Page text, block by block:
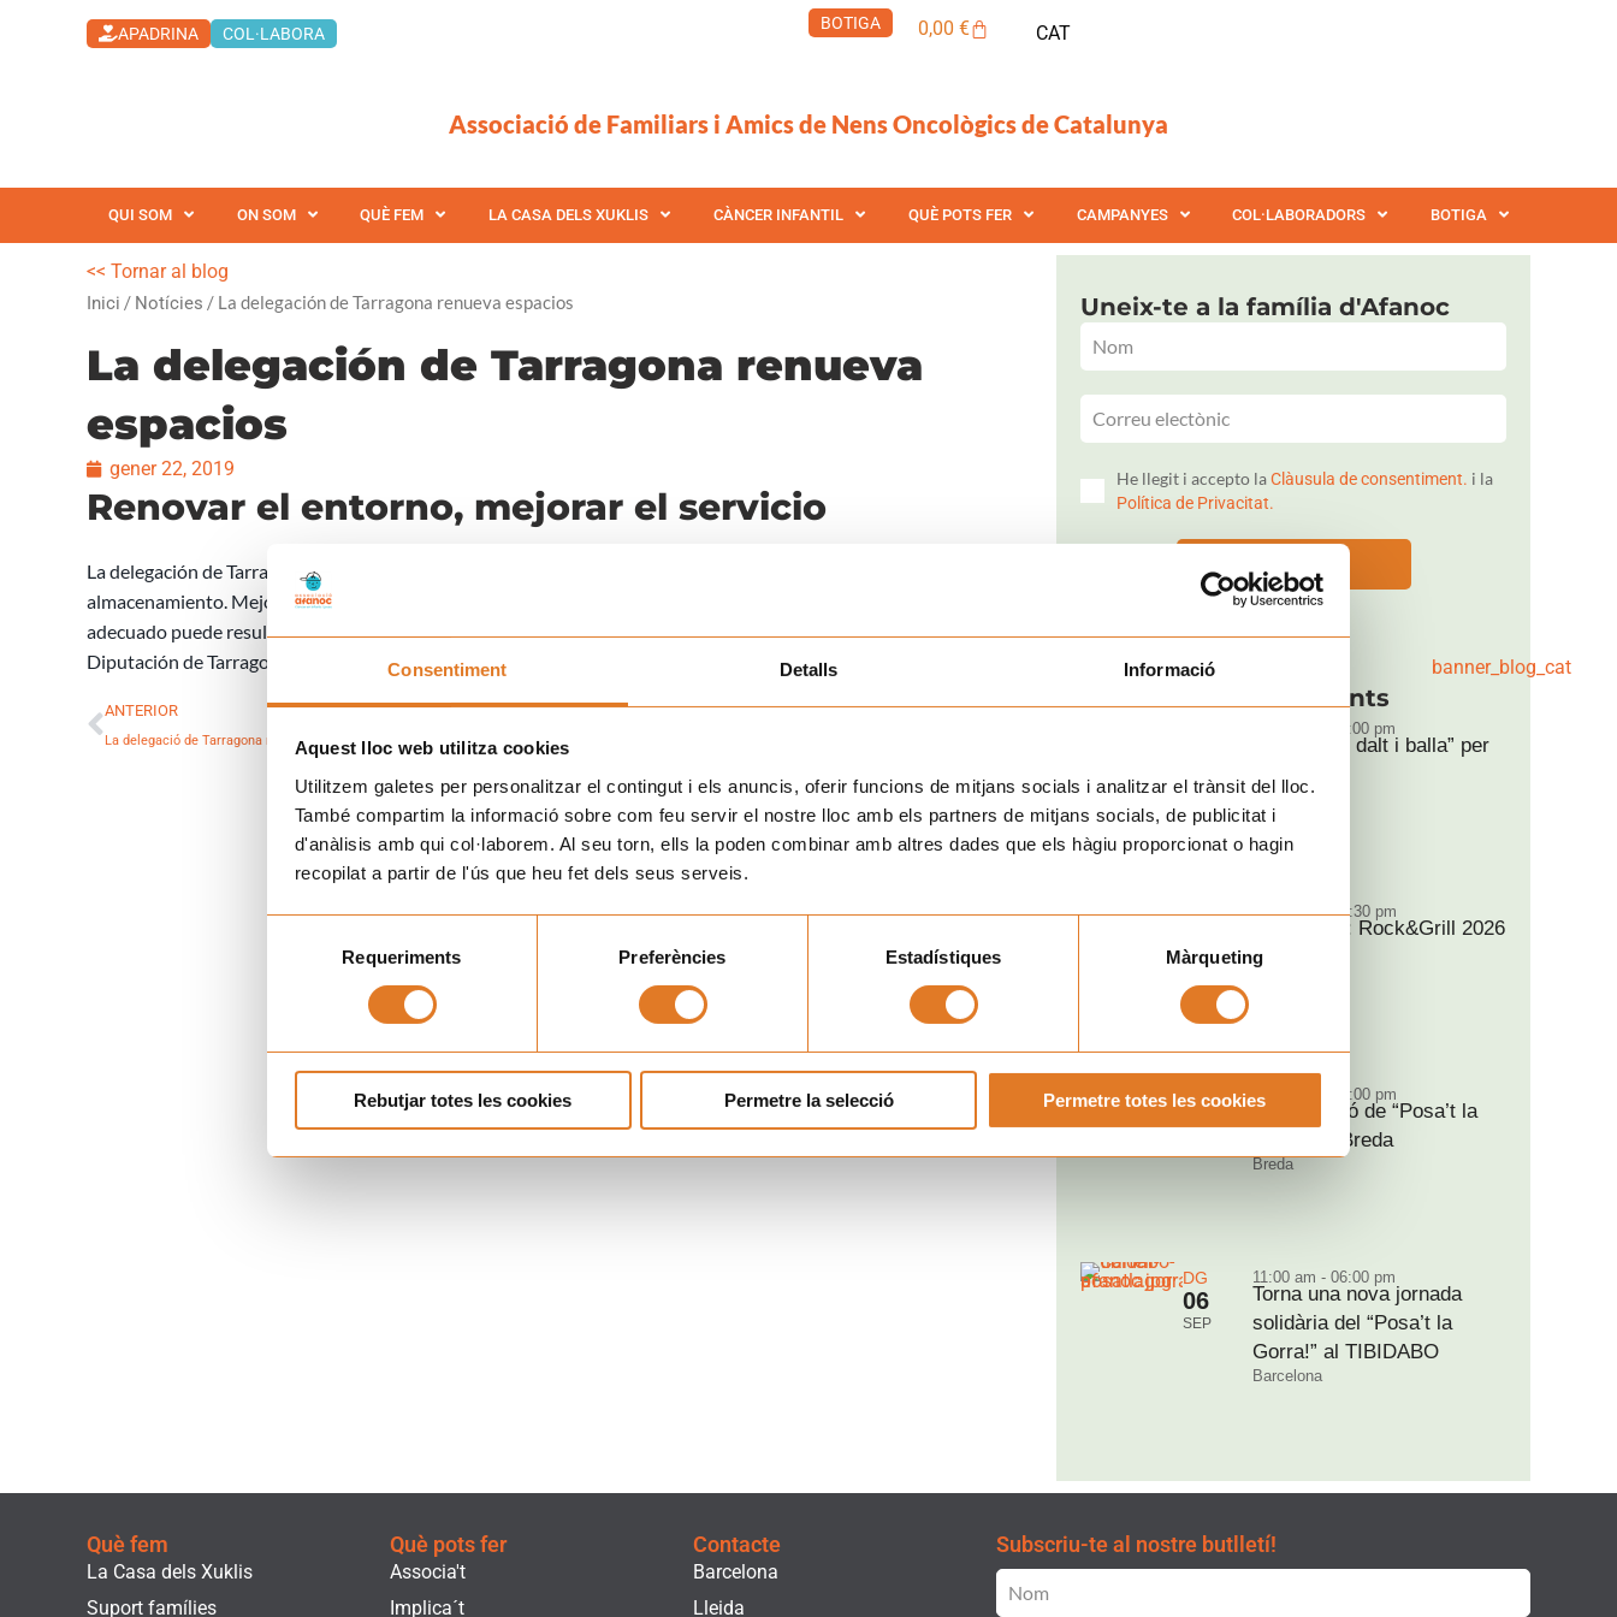
Consentiment Detalls Informació
Aquest lloc web utilitza cookies
Utilitzem galetes per personalitzar el contingut i els anuncis, oferir funcions de mitjans socials i analitzar el trànsit del lloc.
També compartim la informació sobre com feu servir el nostre lloc amb els partners de mitjans socials, de publicitat i
d'anàlisis amb qui col·laborem. Al seu torn, ells la poden combinar amb altres dades que els hàgiu proporcionat o hagin
recopilat a partir de l'ús que heu fet dels seus serveis.
consentiment
Requeriments Preferències Estadístiques Màrqueting
Rebutjar totes les cookies Permetre la selecció Permetre totes les cookies
APADRINA COL·LABORA
BOTIGA 0,00 €Cistella CAT
Associació de Familiars i Amics de Nens Oncològics de Catalunya
QUI SOM ON SOM QUÈ FEM LA CASA DELS XUKLIS CÀNCER INFANTIL QUÈ POTS FER CAMPANYES COL·LABORADORS BOTIGA
<< Tornar al blog
Inici / Notícies / La delegación de Tarragona renueva espacios
La delegación de Tarragona renueva
espacios
gener 22, 2019
Renovar el entorno, mejorar el servicio
La delegación de Tarragona ha renovado parte de su mobiliario para cubrir las nuevas necesidades de espacio y
almacenamiento. Mejorar el en torno de trabajo es una buena manera de iniciar el año, ya que un entorno amable y
adecuado puede resultar inspirador a la hora de crear nuevos proyectos. La reforma ha sido subvencionada por la
Diputación de Tarragona.
Prev
ANTERIOR
La delegació de Tarragona renova espais
SEGÜENTNext
Uneix-te a la família d'Afanoc
He llegit i accepto laClàusula de consentiment. i la
Política de Privacitat.
Pròxims esdeveniments
09:00 pm - 11:00 pm
“Puja, aquí dalt i balla” per
Sant Magí
Tarragona
DG
AGO
07:00 pm - 10:30 pm
Ja és aquí: Rock&Grill 2026
Barcelona
DS 09:30 am - 02:00 pm
Nova edició de “Posa’t la
Gorra!” a Breda
Breda
DG
06
SEP
11:00 am - 06:00 pm
Torna una nova jornada
solidària del “Posa’t la
Gorra!” al TIBIDABO
Barcelona
Què fem
La Casa dels Xuklis
Suport famílies
Què pots fer
Associa't
Implica´t
Contacte
Barcelona
Lleida
Subscriu-te al nostre butlletí!